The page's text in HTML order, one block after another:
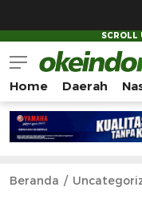
Mengonlinekan
Home Daerah
Beranda